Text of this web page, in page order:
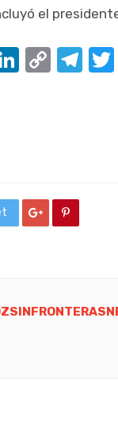
el
LinkedIn
Copy